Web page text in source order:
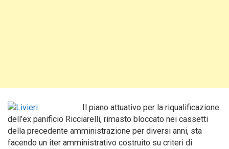
Il piano attuativo per la riqualificazione
dell’ex panificio Ricciarelli, rimasto bloccato nei cassetti
della precedente amministrazione per diversi anni, sta
facendo un iter amministrativo costruito su criteri di